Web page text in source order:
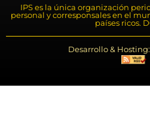
IPS es la única organización
personal y corresponsales en el
países ricos.
Desarrollo &